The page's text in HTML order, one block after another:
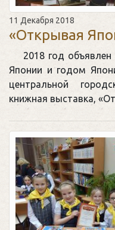
11 Декабря 2018
«Открывая
2018 год
Японии и годом
центральной
книжная выставка,